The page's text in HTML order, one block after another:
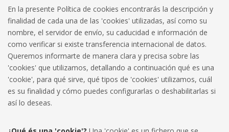
En la presente Política de cookies encontrarás la descripción y
finalidad de cada una de las 'cookies' utilizadas, así como su
nombre, el servidor de envío, su caducidad e información de
como verificar si existe transferencia internacional de datos.
Queremos informarte de manera clara y precisa sobre las
'cookies' que utilizamos, detallando a continuación qué es una
'cookie', para qué sirve, qué tipos de 'cookies' utilizamos, cuál
es su finalidad y cómo puedes configurarlas o deshabilitarlas si
así lo deseas.